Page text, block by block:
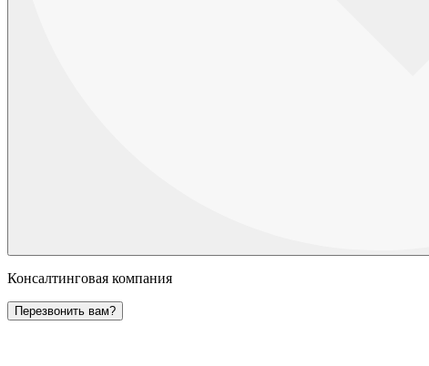
Консалтинговая компания
Перезвонить вам?